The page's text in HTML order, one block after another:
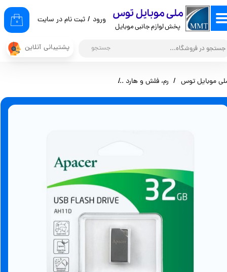
​ملی موبایل توس
پخش لوازم جانبی موبایل
پشتیبانی آنلاین
جستجو
۰ ورود / ثبت نام در سایت
حساب کاربری من
تغییر گذر واژه
موبایل توس رم، فلش و هارد